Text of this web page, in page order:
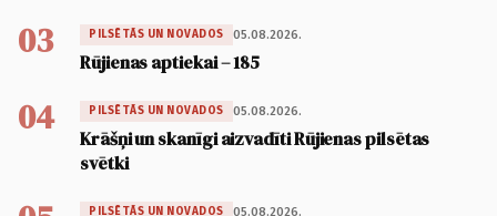
03 PILSĒTĀS UN NOVADOS 05.08.2026.
Rūjienas aptiekai – 185
04 PILSĒTĀS UN NOVADOS 05.08.2026.
Krāšņi un skanīgi aizvadīti Rūjienas pilsētas
svētki
PILSĒTĀS UN NOVADOS 05.08.2026.